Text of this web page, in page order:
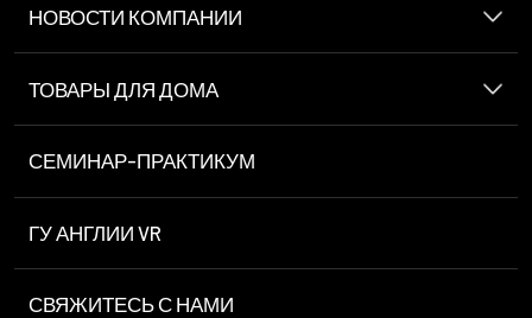
НОВОСТИ КОМПАНИИ
ТОВАРЫ ДЛЯ ДОМА
СЕМИНАР-ПРАКТИКУМ
ГУ АНГЛИИ VR
СВЯЖИТЕСЬ С НАМИ